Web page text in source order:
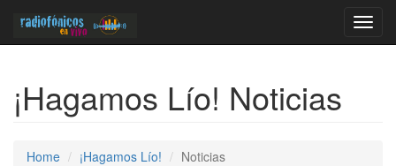
¡Hagamos Lío! Noticias
Home ¡Hagamos Lío! Noticias